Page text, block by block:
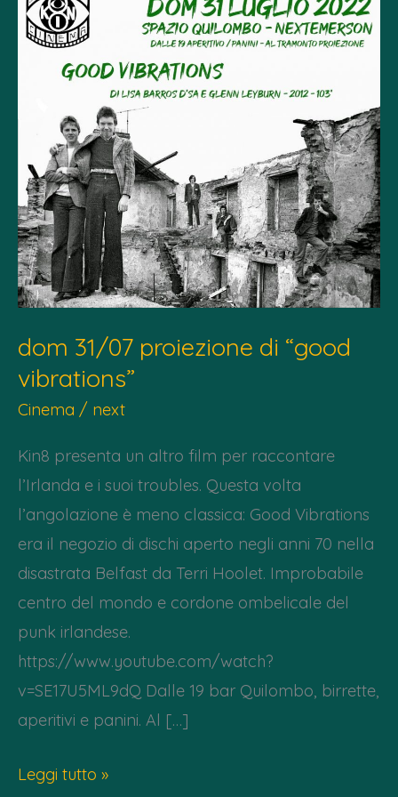
dom 31/07 proiezione di “good
vibrations”
Cinema / next
Kin8 presenta un altro film per raccontare
l’Irlanda e i suoi troubles. Questa volta
l’angolazione è meno classica: Good Vibrations
era il negozio di dischi aperto negli anni 70 nella
disastrata Belfast da Terri Hoolet. Improbabile
centro del mondo e cordone ombelicale del
punk irlandese.
https://www.youtube.com/watch?
v=SE17U5ML9dQ Dalle 19 bar Quilombo, birrette,
aperitivi e panini. Al […]
dom
Leggi tutto »